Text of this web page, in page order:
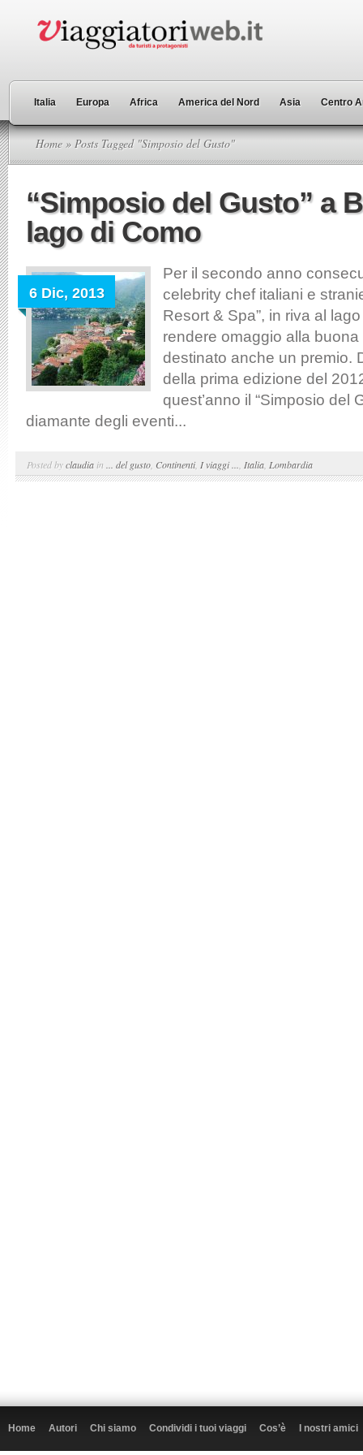
Italia Europa Africa America del Nord Asia Centro
Home » Posts Tagged "Simposio del Gusto"
“Simposio del Gusto” a
lago di Como
6 Dic, 2013
Per il secondo anno
celebrity chef italiani e
Resort & Spa”, in riva al
rendere omaggio alla
destinato anche un premio.
della prima edizione del
quest’anno il “Simposio del
diamante degli eventi...
Posted byclaudia in ... del gusto Continenti, I viaggi ... Italia Lombardia
Home Autori Chi siamo Condividi i tuoi viaggi Cos’è I nostri amici